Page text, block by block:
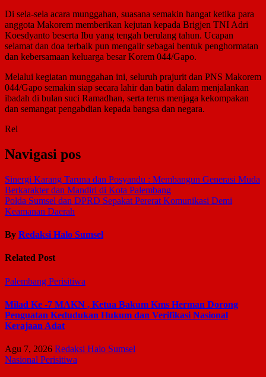
Di sela-sela acara munggahan, suasana semakin hangat ketika para
anggota Makorem memberikan kejutan kepada Brigjen TNI Adri
Koesdyanto beserta Ibu yang tengah berulang tahun. Ucapan
selamat dan doa terbaik pun mengalir sebagai bentuk penghormatan
dan kebersamaan keluarga besar Korem 044/Gapo.
Melalui kegiatan munggahan ini, seluruh prajurit dan PNS Makorem
044/Gapo semakin siap secara lahir dan batin dalam menjalankan
ibadah di bulan suci Ramadhan, serta terus menjaga kekompakan
dan semangat pengabdian kepada bangsa dan negara.
Rel
Navigasi pos
Sinergi Karang Taruna dan Posyandu : Membangun Generasi Muda
Berkarakter dan Mandiri di Kota Palembang
Polda Sumsel dan DPRD Sepakat Pererat Komunikasi Demi
Keamanan Daerah
By Redaksi Halo Sumsel
Related Post
Palembang Perisitiwa
Milad Ke -7 MAKN , Ketua Bakum Kms Herman Dorong
Penguatan Kedudukan Hukum dan Verifikasi Nasional
Kerajaan Adat
Agu 7, 2026 Redaksi Halo Sumsel
Nasional Perisitiwa